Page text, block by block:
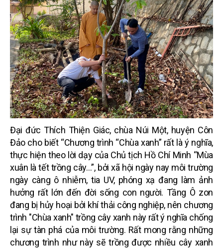
Đại đức Thích Thiện Giác, chùa Núi Một, huyện Côn
Đảo cho biết “Chương trình “Chùa xanh” rất là ý nghĩa,
thực hiện theo lời dạy của Chủ tịch Hồ Chí Minh “Mùa
xuân là tết trồng cây…”, bởi xã hội ngày nay môi trường
ngày càng ô nhiễm, tia UV, phóng xạ đang làm ảnh
hưởng rất lớn đến đời sống con người. Tầng Ô zon
đang bị hủy hoại bởi khí thải công nghiệp, nên chương
trình "Chùa xanh" trồng cây xanh này rất ý nghĩa chống
lại sự tàn phá của môi trường. Rất mong rằng những
chương trình như này sẽ trồng được nhiều cây xanh